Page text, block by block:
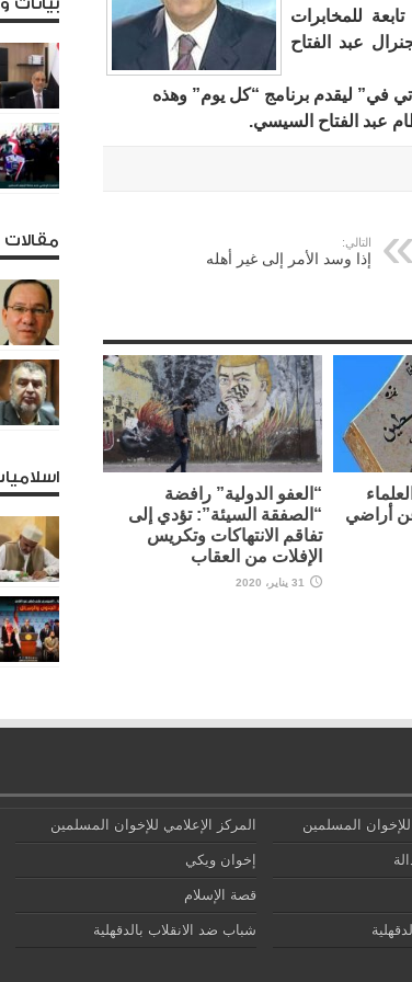
للمخابرات
عبد الفتاح
في” ليقدم برنامج “كل يوم” وهذه
التالي:
إذا وسد الأمر إلى غير أهله
أراضي
“العفو الدولية” رافضة
“الصفقة السيئة”: تؤدي إلى
تفاقم الانتهاكات وتكريس
الإفلات من العقاب
31 يناير، 2020
بيانات
مقالات
المسلمين المركز الإعلامي للإخوان المسلمين
إخوان ويكي
قصة الإسلام
شباب ضد الانقلاب بالدقهلية